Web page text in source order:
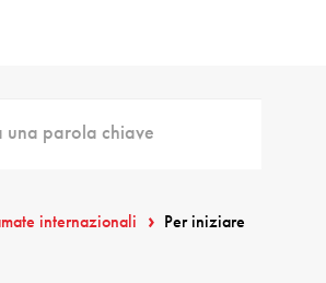
internazionali Per iniziare